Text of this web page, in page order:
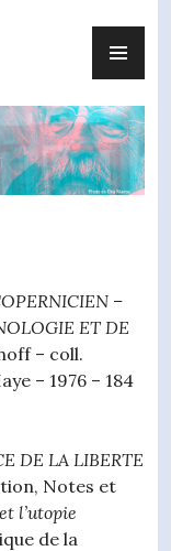
–
ET DE
– coll.
– 1976 – 184
DE LA LIBERTE
Notes et
l’utopie
de la